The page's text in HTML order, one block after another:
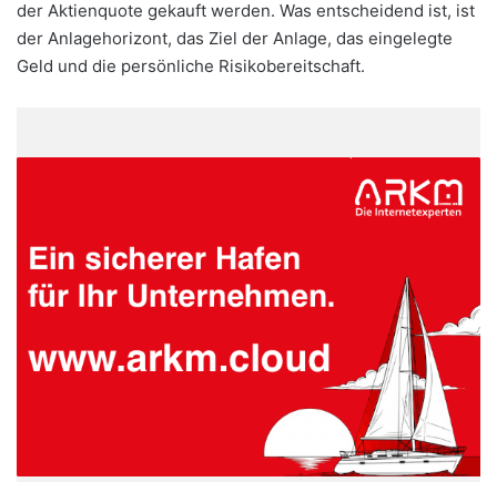
der Aktienquote gekauft werden. Was entscheidend ist, ist
der Anlagehorizont, das Ziel der Anlage, das eingelegte
Geld und die persönliche Risikobereitschaft.